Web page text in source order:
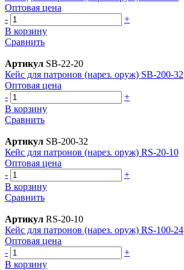
Оптовая цена
-
+
В корзину
Сравнить
Артикул SB-22-20
Кейс для патронов (нарез. оруж) SB-200-32
Оптовая цена
-
+
В корзину
Сравнить
Артикул SB-200-32
Кейс для патронов (нарез. оруж) RS-20-10
Оптовая цена
-
+
В корзину
Сравнить
Артикул RS-20-10
Кейс для патронов (нарез. оруж) RS-100-24
Оптовая цена
-
+
В корзину